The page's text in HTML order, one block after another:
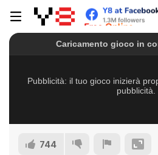
744